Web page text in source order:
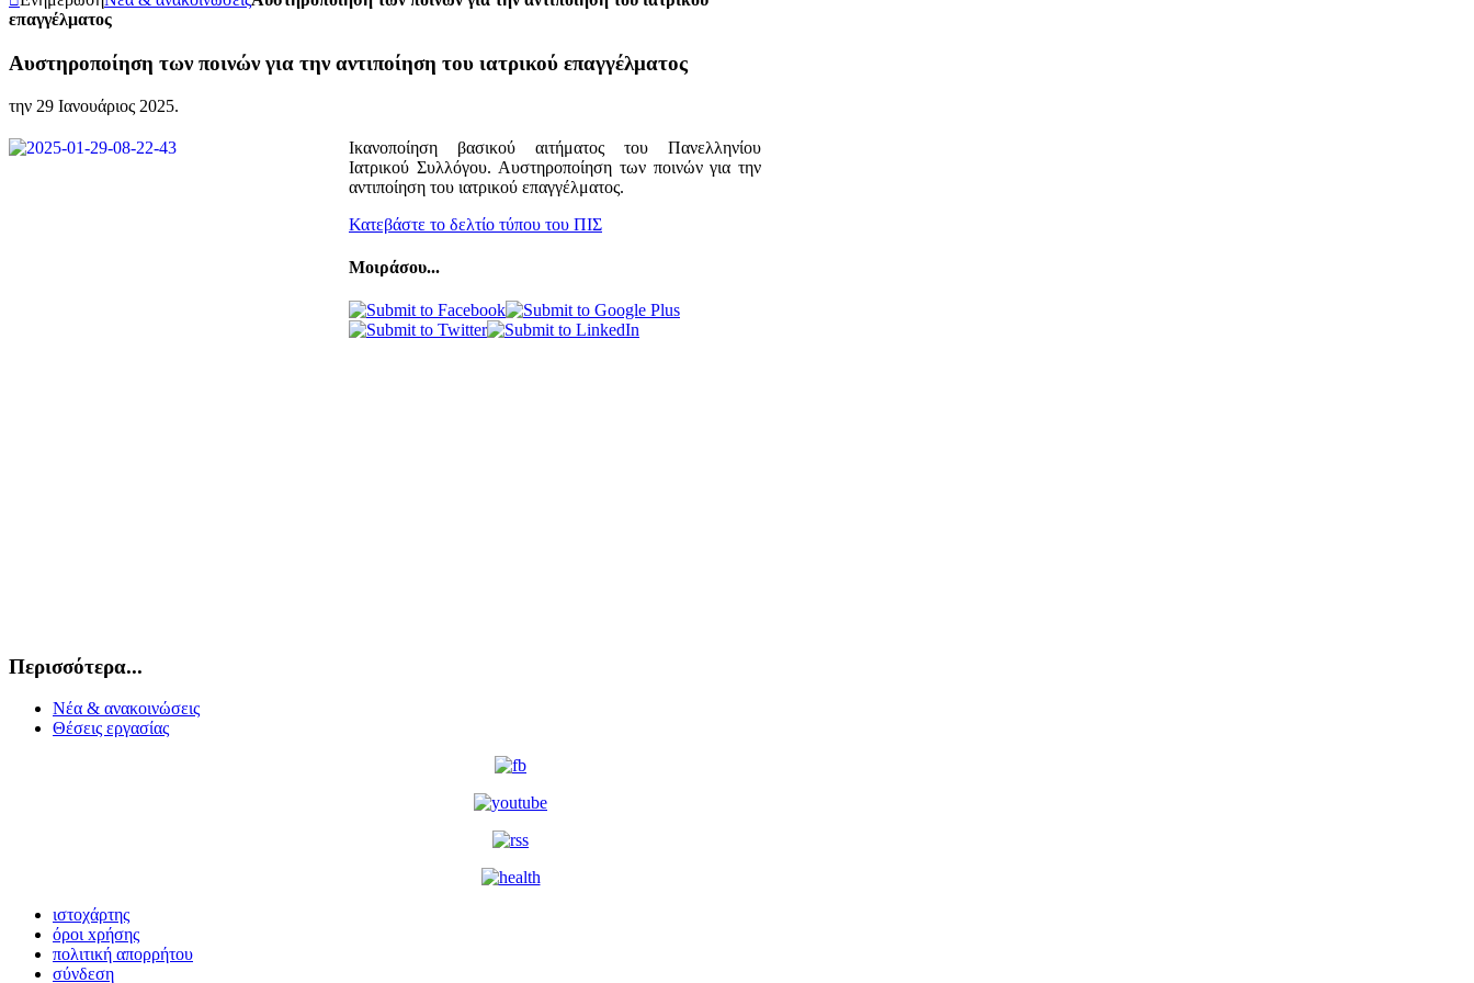
επαγγέλματος
Αυστηροποίηση των ποινών για την αντιποίηση του ιατρικού επαγγέλματος
την 29 Ιανουάριος 2025.
Ικανοποίηση βασικού αιτήματος του Πανελληνίου
Ιατρικού Συλλόγου. Αυστηροποίηση των ποινών για την
αντιποίηση του ιατρικού επαγγέλματος.
Κατεβάστε το δελτίο τύπου του ΠΙΣ
Μοιράσου...
Περισσότερα...
Νέα & ανακοινώσεις
Θέσεις εργασίας
ιστοχάρτης
όροι xρήσης
πολιτική απορρήτου
σύνδεση